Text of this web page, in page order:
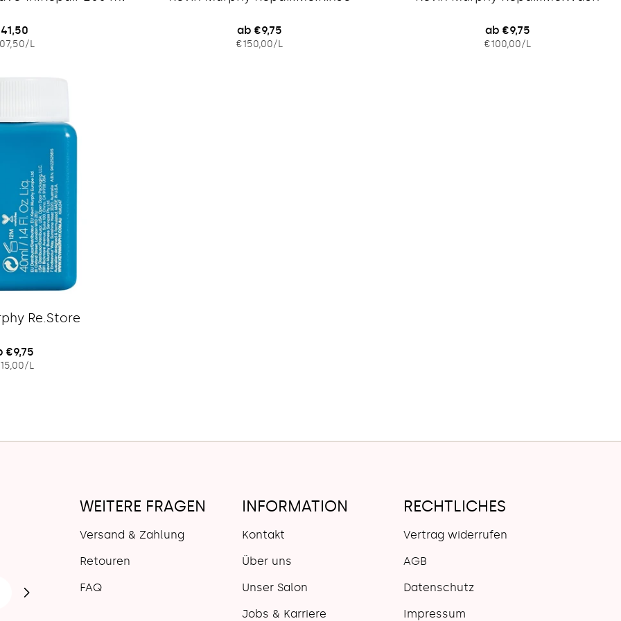
EINZELPREIS
/PRO
L
Regulärer
Preis
ab €9,75
EINZELPREIS
€150,00/PRO
L
Regulärer
Preis
ab €9,75
EINZELPREIS
€100,00/PRO
L
Typ:Re.Store
€9,75
EINZELPREIS
/PRO
L
WEITERE FRAGEN
Versand & Zahlung
Retouren
FAQ
INFORMATION
Kontakt
Über uns
Unser Salon
Jobs & Karriere
RECHTLICHES
Vertrag widerrufen
AGB
Datenschutz
Impressum